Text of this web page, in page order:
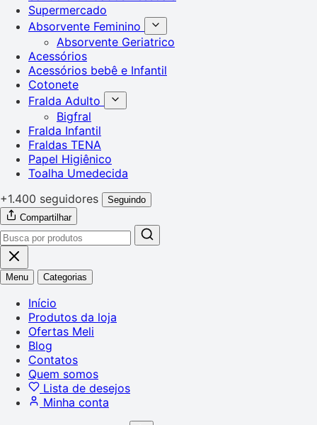
Supermercado
Absorvente Feminino
Absorvente Geriatrico
Acessórios
Acessórios bebê e Infantil
Cotonete
Fralda Adulto
Bigfral
Fralda Infantil
Fraldas TENA
Papel Higiênico
Toalha Umedecida
+1.400 seguidores
Seguindo
Compartilhar
Menu Categorias
Início
Produtos da loja
Ofertas Meli
Blog
Contatos
Quem somos
Lista de desejos
Minha conta